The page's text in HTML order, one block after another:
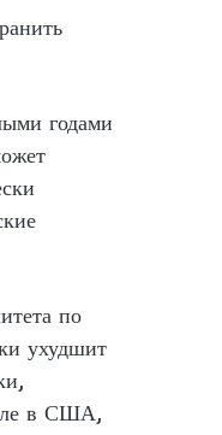
годами
по
ухудшит
в США,